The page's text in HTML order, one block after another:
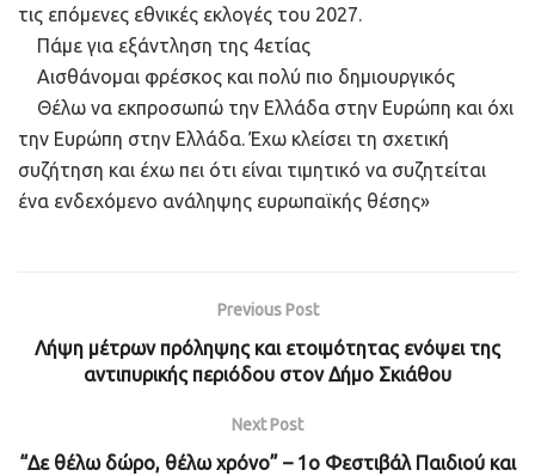
τις επόμενες εθνικές εκλογές του 2027.
Πάμε για εξάντληση της 4ετίας
Αισθάνομαι φρέσκος και πολύ πιο δημιουργικός
Θέλω να εκπροσωπώ την Ελλάδα στην Ευρώπη και όχι
την Ευρώπη στην Ελλάδα. Έχω κλείσει τη σχετική
συζήτηση και έχω πει ότι είναι τιμητικό να συζητείται
ένα ενδεχόμενο ανάληψης ευρωπαϊκής θέσης»
Previous Post
Λήψη μέτρων πρόληψης και ετοιμότητας ενόψει της
αντιπυρικής περιόδου στον Δήμο Σκιάθου
Next Post
“Δε θέλω δώρο, θέλω χρόνο” – 1ο Φεστιβάλ Παιδιού και